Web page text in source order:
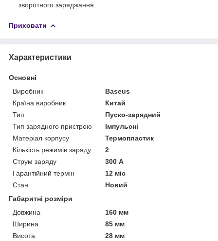
зворотного заряджання.
Приховати
Характеристики
Основні
Виробник
Baseus
Країна виробник
Китай
Тип
Пуско-зарядний
Тип зарядного пристрою
Імпульсні
Матеріал корпусу
Термопластик
Кількість режимів заряду
2
Струм заряду
300 А
Гарантійний термін
12 міс
Стан
Новий
Габаритні розміри
Довжина
160 мм
Ширина
85 мм
Висота
28 мм